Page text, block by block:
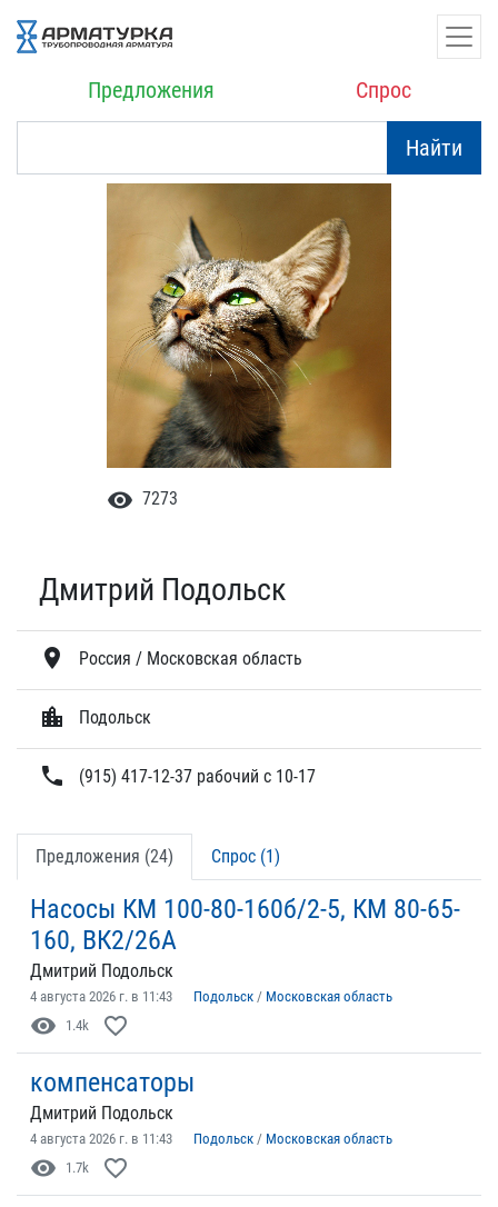
Предложения Спрос
Найти
visibility 7273
Дмитрий Подольск
location_on Россия / Московская область
location_city Подольск
phone (915) 417-12-37 рабочий с 10-17
Предложения (24) Спрос (1)
Насосы КМ 100-80-160б/2-5, КМ 80-65-
160, ВК2/26А
Дмитрий Подольск
4 августа 2026 г. в 11:43 Подольск / Московская область
visibility 1.4k favorite_border
компенсаторы
Дмитрий Подольск
4 августа 2026 г. в 11:43 Подольск / Московская область
visibility 1.7k favorite_border